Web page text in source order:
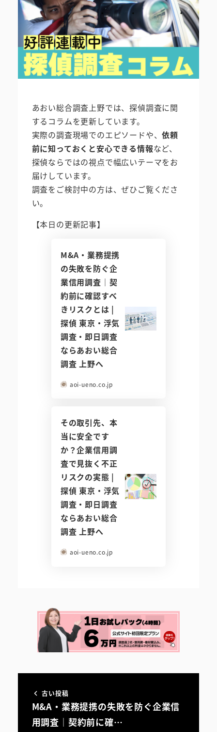
あおい総合調査上野では、探偵調査に関
するコラムを更新しています。
実際の調査現場でのエピソードや、依頼
前に知っておくと安心できる情報など、
探偵ならではの視点で幅広いテーマをお
届けしています。
調査をご検討中の方は、ぜひご覧くださ
い。
【本日の更新記事】
M&A・業務提携
の失敗を防ぐ企
業信用調査｜契
約前に確認すべ
きリスクとは |
探偵 東京・浮気
調査・即日調査
ならあおい総合
調査 上野へ
aoi-ueno.co.jp
その取引先、本
当に安全です
か？企業信用調
査で見抜く不正
リスクの実態 |
探偵 東京・浮気
調査・即日調査
ならあおい総合
調査 上野へ
aoi-ueno.co.jp
古い投稿
M&A・業務提携の失敗を防ぐ企業信
用調査｜契約前に確…